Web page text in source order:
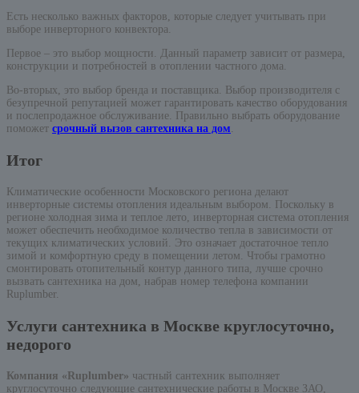
Есть несколько важных факторов, которые следует учитывать при
выборе инверторного конвектора.
Первое – это выбор мощности. Данный параметр зависит от размера,
конструкции и потребностей в отоплении частного дома.
Во-вторых, это выбор бренда и поставщика. Выбор производителя с
безупречной репутацией может гарантировать качество оборудования
и послепродажное обслуживание. Правильно выбрать оборудование
поможет срочный вызов сантехника на дом.
Итог
Климатические особенности Московского региона делают
инверторные системы отопления идеальным выбором. Поскольку в
регионе холодная зима и теплое лето, инверторная система отопления
может обеспечить необходимое количество тепла в зависимости от
текущих климатических условий. Это означает достаточное тепло
зимой и комфортную среду в помещении летом. Чтобы грамотно
смонтировать отопительный контур данного типа, лучше срочно
вызвать сантехника на дом, набрав номер телефона компании
Ruplumber.
Услуги сантехника в Москве круглосуточно,
недорого
Компания «Ruplumber» частный сантехник выполняет
круглосуточно следующие сантехнические работы в Москве ЗАО,